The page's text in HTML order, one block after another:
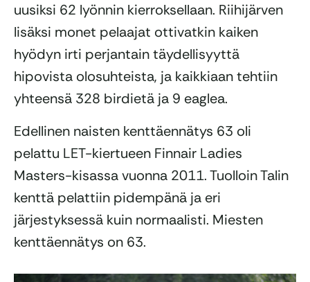
uusiksi 62 lyönnin kierroksellaan. Riihijärven
lisäksi monet pelaajat ottivatkin kaiken
hyödyn irti perjantain täydellisyyttä
hipovista olosuhteista, ja kaikkiaan tehtiin
yhteensä 328 birdietä ja 9 eaglea.
Edellinen naisten kenttäennätys 63 oli
pelattu LET-kiertueen Finnair Ladies
Masters-kisassa vuonna 2011. Tuolloin Talin
kenttä pelattiin pidempänä ja eri
järjestyksessä kuin normaalisti. Miesten
kenttäennätys on 63.